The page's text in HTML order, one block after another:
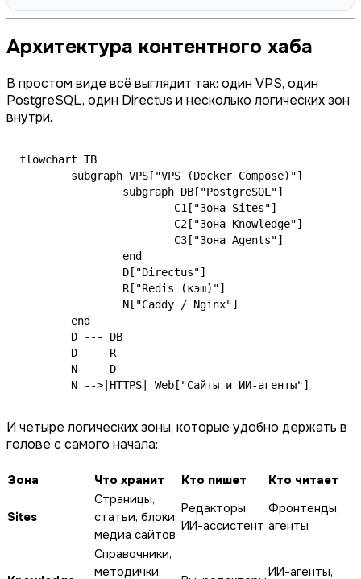
Архитектура контентного хаба
В простом виде всё выглядит так: один VPS, один
PostgreSQL, один Directus и несколько логических зон
внутри.
flowchart TB
	N -->|HTTPS| Web["Сайты и ИИ-агенты"]
И четыре логических зоны, которые удобно держать в
голове с самого начала:
Зона Что хранит Кто пишет Кто читает
Sites
Страницы,
статьи, блоки,
медиа сайтов
Редакторы,
ИИ-ассистент
Фронтенды,
агенты
Справочники,
методички,
ИИ-агенты,